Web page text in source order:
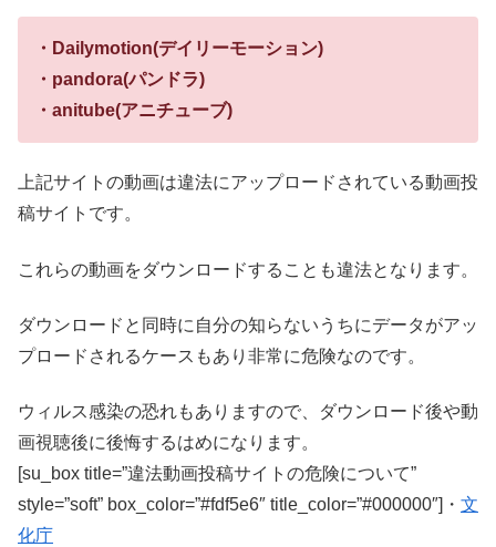
・Dailymotion(デイリーモーション)
・pandora(パンドラ)
・anitube(アニチューブ)
上記サイトの動画は違法にアップロードされている動画投
稿サイトです。
これらの動画をダウンロードすることも違法となります。
ダウンロードと同時に自分の知らないうちにデータがアッ
プロードされるケースもあり非常に危険なのです。
ウィルス感染の恐れもありますので、ダウンロード後や動
画視聴後に後悔するはめになります。
[su_box title=”違法動画投稿サイトの危険について”
style=”soft” box_color=”#fdf5e6″ title_color=”#000000″]・ 文
化庁